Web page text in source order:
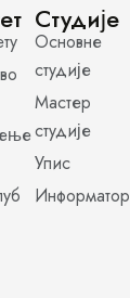
Студије
Основне
студије
Мастер
студије
Упис
Информатор